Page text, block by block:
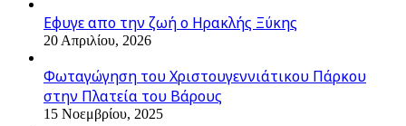
Εφυγε απο την ζωή o Ηρακλής Ξύκης
20 Απριλίου, 2026
Φωταγώγηση του Χριστουγεννιάτικου Πάρκου
στην Πλατεία του Βάρους
15 Νοεμβρίου, 2025